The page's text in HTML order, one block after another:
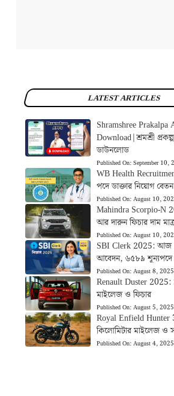
LATEST ARTICLES
Shramshree Prakalpa
Download|শ্রমশ্রী
ডাউনলোড
Published On:September 10,
WB Health
পদে ডাক্তার নিয়োগ
Published On:August 10,
Mahindra Scorpio-N
আর দারুন ফিচার দাম
Published On:August 10,
SBI Clerk 2025:
আবেদন, ৬৫৮৯ শূন্যপদে
Published On:August 8, 2025
Renault Duster 2025:
মাইলেজ ও ফিচার
Published On:August 5, 2025
Royal Enfield
কিলোমিটার মাইলেজ ও
Published On:August 4, 2025